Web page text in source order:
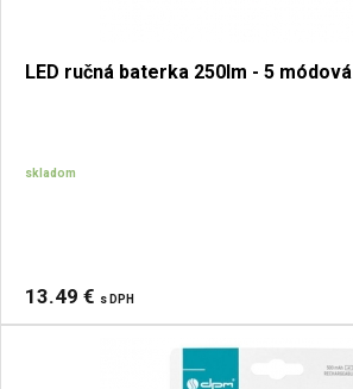
LED ručná baterka 250lm - 5 módová
skladom
13.49 € s DPH